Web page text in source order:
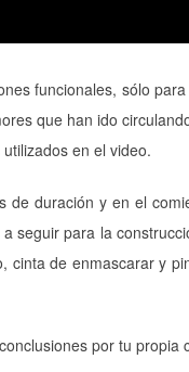
funcionales, sólo
que han ido
en el video.
duración y en el
seguir para la
cinta de enmascarar y
por tu propia